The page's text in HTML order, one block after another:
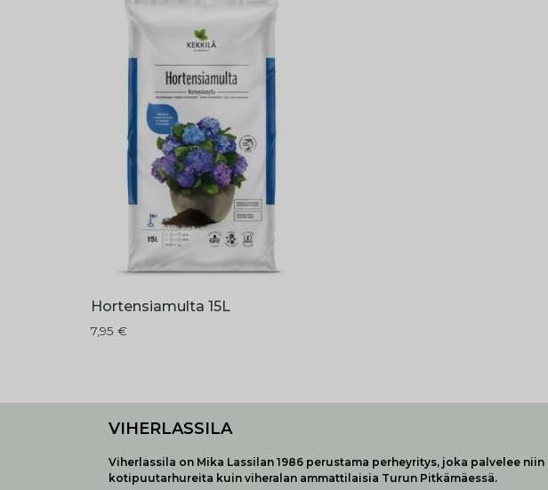
Hortensiamulta 15L
7,95 €
VIHERLASSILA
Viherlassila on Mika Lassilan 1986 perustama perheyritys, joka palvelee niin
kotipuutarhureita kuin viheralan ammattilaisia Turun Pitkämäessä.